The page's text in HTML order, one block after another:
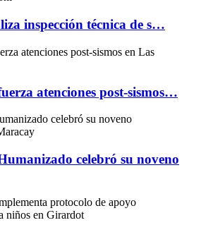
inspección técnica de s…
atenciones post-sismos…
celebró su noveno